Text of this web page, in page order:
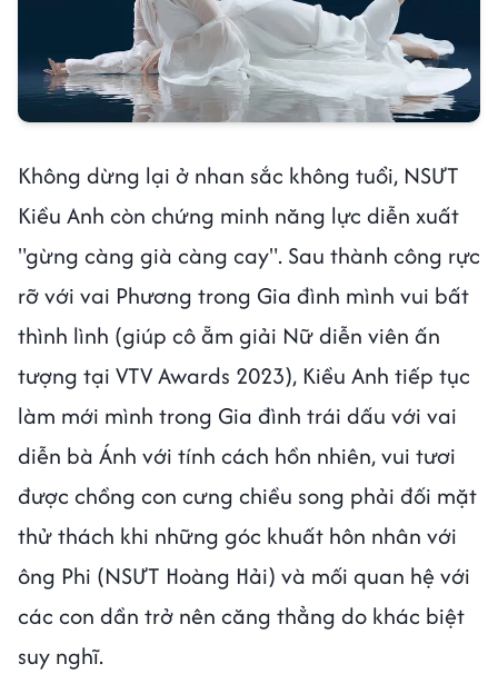
Không dừng lại ở nhan sắc không tuổi, NSƯT
Kiều Anh còn chứng minh năng lực diễn xuất
"gừng càng già càng cay". Sau thành công rực
rỡ với vai Phương trong Gia đình mình vui bất
thình lình (giúp cô ẵm giải Nữ diễn viên ấn
tượng tại VTV Awards 2023), Kiều Anh tiếp tục
làm mới mình trong Gia đình trái dấu với vai
diễn bà Ánh với tính cách hồn nhiên, vui tươi
được chồng con cưng chiều song phải đối mặt
thử thách khi những góc khuất hôn nhân với
ông Phi (NSƯT Hoàng Hải) và mối quan hệ với
các con dần trở nên căng thẳng do khác biệt
suy nghĩ.